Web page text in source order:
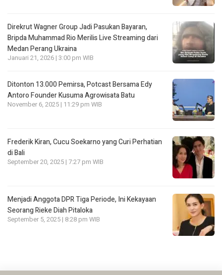
Direkrut Wagner Group Jadi Pasukan Bayaran,
Bripda Muhammad Rio Merilis Live Streaming dari
Medan Perang Ukraina
Januari 21, 2026 | 3:00 pm WIB
Ditonton 13.000 Pemirsa, Potcast Bersama Edy
Antoro Founder Kusuma Agrowisata Batu
November 6, 2025 | 11:29 pm WIB
Frederik Kiran, Cucu Soekarno yang Curi Perhatian
di Bali
September 20, 2025 | 7:27 pm WIB
Menjadi Anggota DPR Tiga Periode, Ini Kekayaan
Seorang Rieke Diah Pitaloka
September 5, 2025 | 8:28 pm WIB